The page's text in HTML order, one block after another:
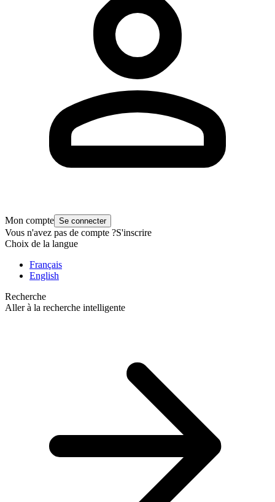
Mon compte Se connecter
Vous n'avez pas de compte ?S'inscrire
Choix de la langue
Français
English
Recherche
Aller à la recherche intelligente